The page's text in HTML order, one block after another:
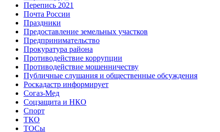
Перепись 2021
Почта России
Праздники
Предоставление земельных участков
Предпринимательство
Прокуратура района
Противодействие коррупции
Противодействие мошенничеству
Публичные слушания и общественные обсуждения
Роскадастр информирует
Согаз-Мед
Соцзащита и НКО
Спорт
ТКО
ТОСы